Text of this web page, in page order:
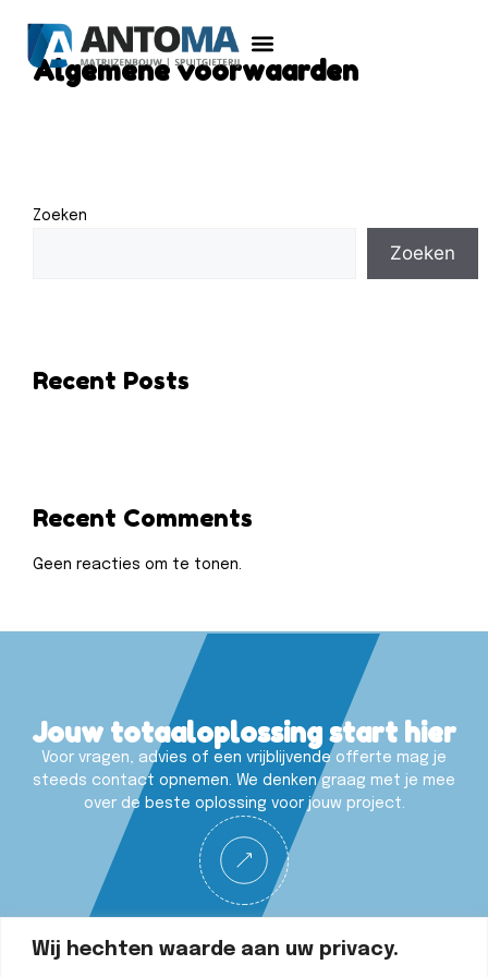
Wij hechten waarde aan uw privacy.
Algemene voorwaarden
Zoeken
Zoeken
Recent Posts
Recent Comments
Geen reacties om te tonen.
Jouw totaaloplossing start hier
Voor vragen, advies of een vrijblijvende offerte mag je
steeds contact opnemen. We denken graag met je mee
over de beste oplossing voor jouw project.